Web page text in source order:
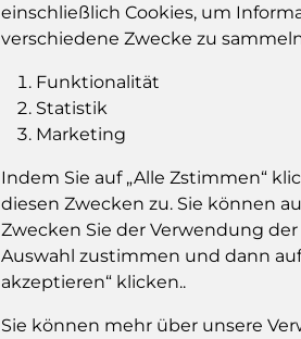
einschließlich Cookies, um
verschiedene Zwecke zu
Funktionalität
Statistik
Marketing
Indem Sie auf „Alle Zstimmen“
diesen Zwecken zu. Sie können
Zwecken Sie der Verwendung
Auswahl zustimmen und dann
akzeptieren“ klicken..
Sie können mehr über unsere